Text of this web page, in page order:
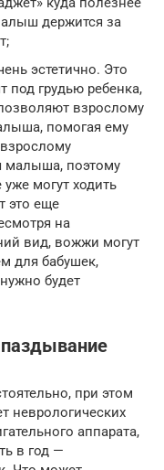
держится за
эстетично. Это
под грудью ребенка,
взрослому
помогая ему
малыша, поэтому
могут ходить
это еще
на
вид, вожжи могут
для бабушек,
будет
при этом
неврологических
аппарата,
в год —